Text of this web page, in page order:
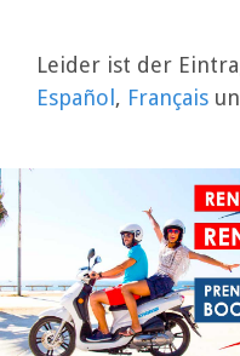
Leider ist der
Español , Français